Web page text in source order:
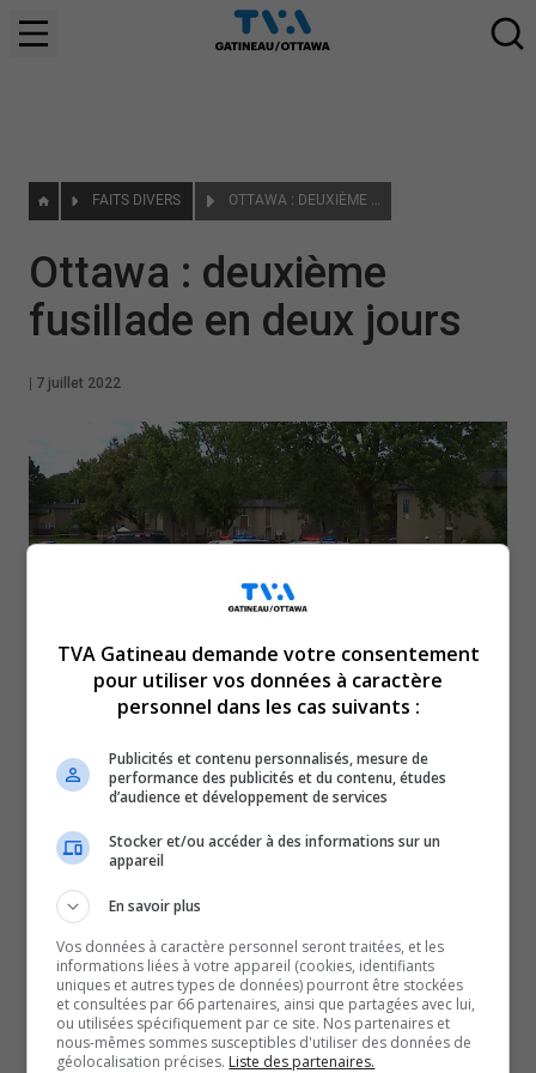
FAITS DIVERS OTTAWA : DEUXIÈME FUSILLADE EN DEUX JOURS
Ottawa : deuxième
fusillade en deux jours
7 juillet 2022
à Ottawa.
Cette fois-ci, c’était dans l’ouest de la ville, dans le
quartier Britannia.
Un homme de 26 ans a été atteint par balles à
l’abdomen.
Il a été transporté dans un état grave à l’hôpital.
Pour ce qui est de la fusillade de mardi dans le quartier
Alta Vista, la police nage encore en plein mystère.
Elle a fait un appel au public pour retrouver l’auteur.
TVA Gatineau demande votre consentement
pour utiliser vos données à caractère
personnel dans les cas suivants :
Publicités et contenu personnalisés, mesure de
performance des publicités et du contenu, études
d’audience et développement de services
Stocker et/ou accéder à des informations sur un
appareil
En savoir plus
Vos données à caractère personnel seront traitées, et les
informations liées à votre appareil (cookies, identifiants
uniques et autres types de données) pourront être stockées
et consultées par 66 partenaires, ainsi que partagées avec lui,
ou utilisées spécifiquement par ce site. Nos partenaires et
nous-mêmes sommes susceptibles d'utiliser des données de
géolocalisation précises. Liste des partenaires.